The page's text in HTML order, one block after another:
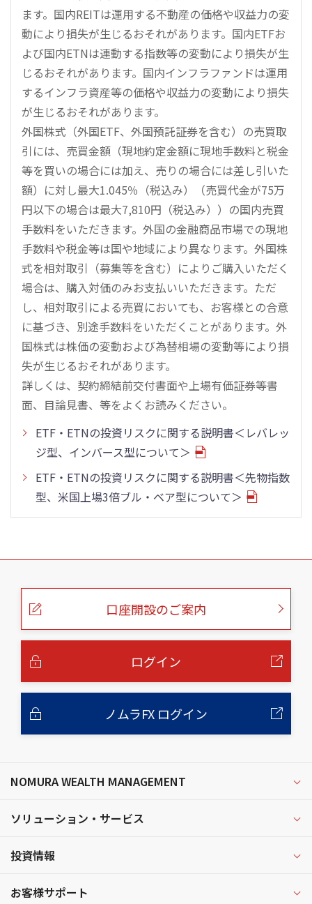
ます。国内REITは運用する不動産の価格や収益力の変
動により損失が生じるおそれがあります。国内ETFお
よび国内ETNは連動する指数等の変動により損失が生
じるおそれがあります。国内インフラファンドは運用
するインフラ資産等の価格や収益力の変動により損失
が生じるおそれがあります。
外国株式（外国ETF、外国預託証券を含む）の売買取
引には、売買金額（現地約定金額に現地手数料と税金
等を買いの場合には加え、売りの場合には差し引いた
額）に対し最大1.045％（税込み）（売買代金が75万
円以下の場合は最大7,810円（税込み））の国内売買
手数料をいただきます。外国の金融商品市場での現地
手数料や税金等は国や地域により異なります。外国株
式を相対取引（募集等を含む）によりご購入いただく
場合は、購入対価のみお支払いいただきます。ただ
し、相対取引による売買においても、お客様との合意
に基づき、別途手数料をいただくことがあります。外
国株式は株価の変動および為替相場の変動等により損
失が生じるおそれがあります。
詳しくは、契約締結前交付書面や上場有価証券等書
面、目論見書、等をよくお読みください。
ETF・ETNの投資リスクに関する説明書＜レバレッ
ジ型、インバース型について＞
ETF・ETNの投資リスクに関する説明書＜先物指数
型、米国上場3倍ブル・ベア型について＞
こ
口座開設のご案内
ログイン
ノムラFX ログイン
NOMURA WEALTH MANAGEMENT
ソリューション・サービス
投資情報
お客様サポート